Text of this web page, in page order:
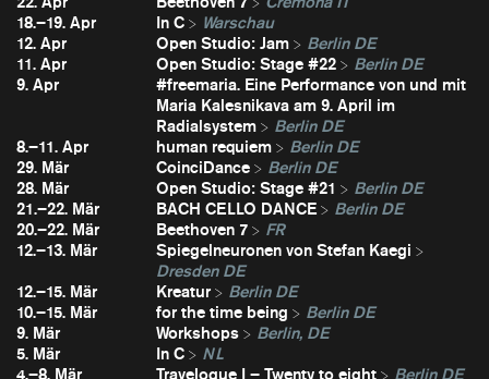
18.–19. Apr
In C
Warschau
12. Apr
Open Studio: Jam
Berlin DE
11. Apr
Open Studio: Stage #22
Berlin DE
9. Apr
#freemaria. Eine Performance von und mit
Maria Kalesnikava am 9. April im
Radialsystem
Berlin DE
8.–11. Apr
human requiem
Berlin DE
29. Mär
CoinciDance
Berlin DE
28. Mär
Open Studio: Stage #21
Berlin DE
21.–22. Mär
BACH CELLO DANCE
Berlin DE
20.–22. Mär
Beethoven 7
FR
12.–13. Mär
Spiegelneuronen von Stefan Kaegi
Dresden DE
12.–15. Mär
Kreatur
Berlin DE
10.–15. Mär
for the time being
Berlin DE
9. Mär
Workshops
Berlin, DE
5. Mär
In C
NL
4.–8. Mär
Travelogue I – Twenty to eight
Berlin DE